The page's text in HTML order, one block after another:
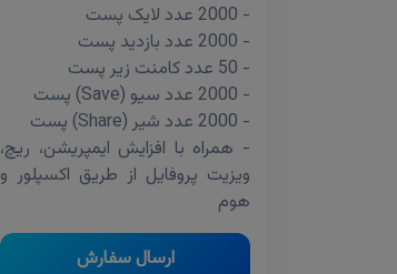
- 2000 عدد لایک پست
- 2000 عدد بازدید پست
- 50 عدد کامنت زیر پست
- 2000 عدد سیو (Save) پست
- 2000 عدد شیر (Share) پست
- همراه با افزایش ایمپریشن، ریچ،
ویزیت پروفایل از طریق اکسپلور و
هوم
ارسال سفارش